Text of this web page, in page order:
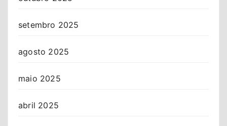
setembro 2025
agosto 2025
maio 2025
abril 2025